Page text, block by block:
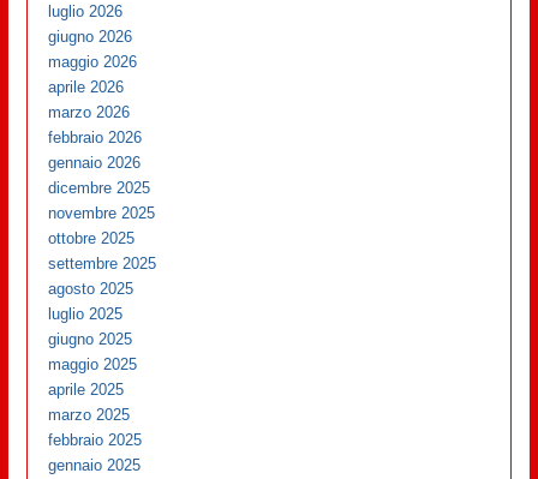
luglio 2026
giugno 2026
maggio 2026
aprile 2026
marzo 2026
febbraio 2026
gennaio 2026
dicembre 2025
novembre 2025
ottobre 2025
settembre 2025
agosto 2025
luglio 2025
giugno 2025
maggio 2025
aprile 2025
marzo 2025
febbraio 2025
gennaio 2025